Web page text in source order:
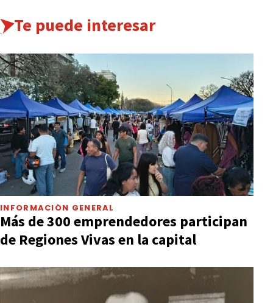
Te puede interesar
INFORMACIÓN GENERAL
Más de 300 emprendedores participan
de Regiones Vivas en la capital